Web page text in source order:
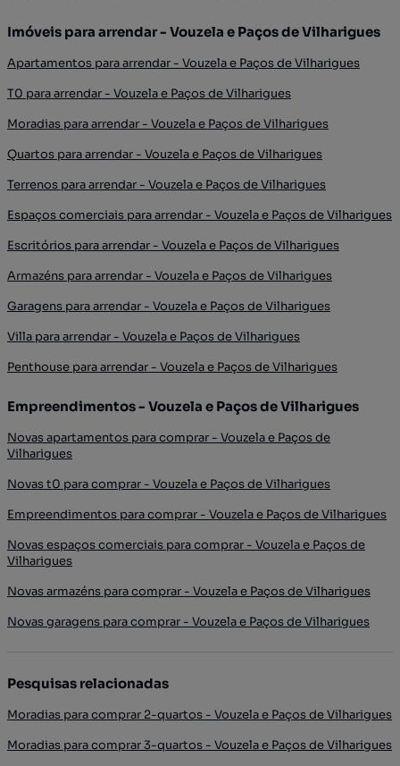
Imóveis para arrendar - Vouzela e Paços de Vilharigues
Apartamentos para arrendar - Vouzela e Paços de Vilharigues
T0 para arrendar - Vouzela e Paços de Vilharigues
Moradias para arrendar - Vouzela e Paços de Vilharigues
Quartos para arrendar - Vouzela e Paços de Vilharigues
Terrenos para arrendar - Vouzela e Paços de Vilharigues
Espaços comerciais para arrendar - Vouzela e Paços de Vilharigues
Escritórios para arrendar - Vouzela e Paços de Vilharigues
Armazéns para arrendar - Vouzela e Paços de Vilharigues
Garagens para arrendar - Vouzela e Paços de Vilharigues
Villa para arrendar - Vouzela e Paços de Vilharigues
Penthouse para arrendar - Vouzela e Paços de Vilharigues
Empreendimentos - Vouzela e Paços de Vilharigues
Novas apartamentos para comprar - Vouzela e Paços de
Vilharigues
Novas t0 para comprar - Vouzela e Paços de Vilharigues
Empreendimentos para comprar - Vouzela e Paços de Vilharigues
Novas espaços comerciais para comprar - Vouzela e Paços de
Vilharigues
Novas armazéns para comprar - Vouzela e Paços de Vilharigues
Novas garagens para comprar - Vouzela e Paços de Vilharigues
Pesquisas relacionadas
Moradias para comprar 2-quartos - Vouzela e Paços de Vilharigues
Moradias para comprar 3-quartos - Vouzela e Paços de Vilharigues